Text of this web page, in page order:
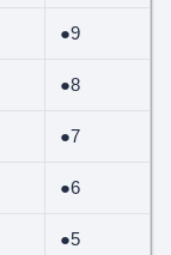
●9
●8
●7
●6
●5